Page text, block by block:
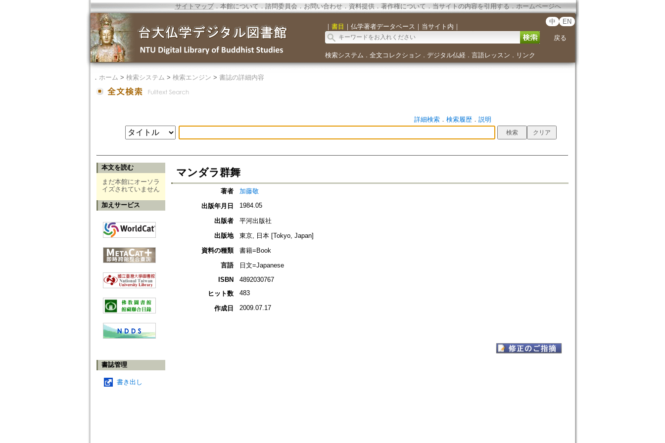
サイトマップ．本館について ． 諮問委員会． お問い合わせ． 資料提供． 著作権について．当サイトの内容を引用する ． ホームページへ
｜ 書目 ｜ 仏学著者データベース ｜ 当サイト内 ｜
中 EN
戻る
検索システム ． 全文コレクション ． デジタル仏経． 言語レッスン ． リンク
． ホーム > 検索システム > 検索エンジン > 書誌の詳細内容
詳細検索． 検索履歴． 説明
本文を読む
まだ本館にオーソラ
イズされていません
加えサービス
書誌管理
書き出し
マンダラ群舞
著者
加藤敬
出版年月日
1984.05
出版者
平河出版社
出版地
東京, 日本 [Tokyo, Japan]
資料の種類
書籍=Book
言語
日文=Japanese
ISBN
4892030767
ヒット数
483
作成日 2009.07.17